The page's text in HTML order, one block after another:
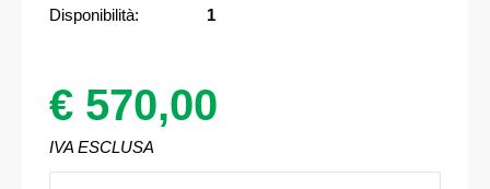
Disponibilità:
1
€ 570,00
IVA ESCLUSA